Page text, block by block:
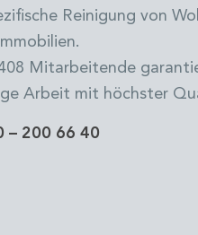
Reinigung von
Mitarbeitende
Arbeit mit höchster
– 200 66 40